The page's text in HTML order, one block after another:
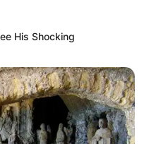
Bolívar condenan
Uribe Turbay
GOOGLE NEWS
His Shocking